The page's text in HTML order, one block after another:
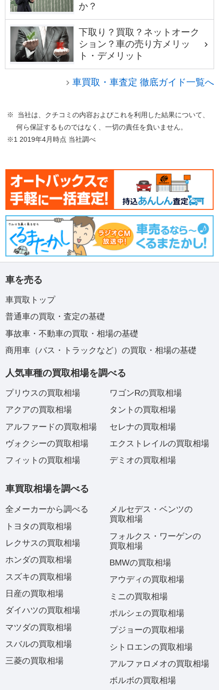
か？
下取り？買取？ネットオーク
ション？車の売り方メリッ
ト・デメリット
車買取・車査定 徹底ガイド一覧へ
※ 当社は、クチコミの内容およびこれを利用した結果について、
何ら保証するものではなく、一切の責任を負いません。
※1 2019年4月時点 当社調べ
車を売る
車買取トップ
普通車の買取・査定の基礎
事故車・不動車の買取・相場の基礎
商用車（バス・トラックなど）の買取・相場の基礎
人気車種の買取相場を調べる
プリウスの買取相場
アクアの買取相場
アルファードの買取相場
ヴォクシーの買取相場
フィットの買取相場
ワゴンRの買取相場
タントの買取相場
セレナの買取相場
エクストレイルの買取相場
デミオの買取相場
車買取相場を調べる
全メーカーから調べる
トヨタの買取相場
レクサスの買取相場
ホンダの買取相場
スズキの買取相場
日産の買取相場
ダイハツの買取相場
マツダの買取相場
スバルの買取相場
三菱の買取相場
メルセデス・ベンツの
買取相場
フォルクス・ワーゲンの
買取相場
BMWの買取相場
アウディの買取相場
ミニの買取相場
ポルシェの買取相場
プジョーの買取相場
シトロエンの買取相場
アルファロメオの買取相場
ボルボの買取相場